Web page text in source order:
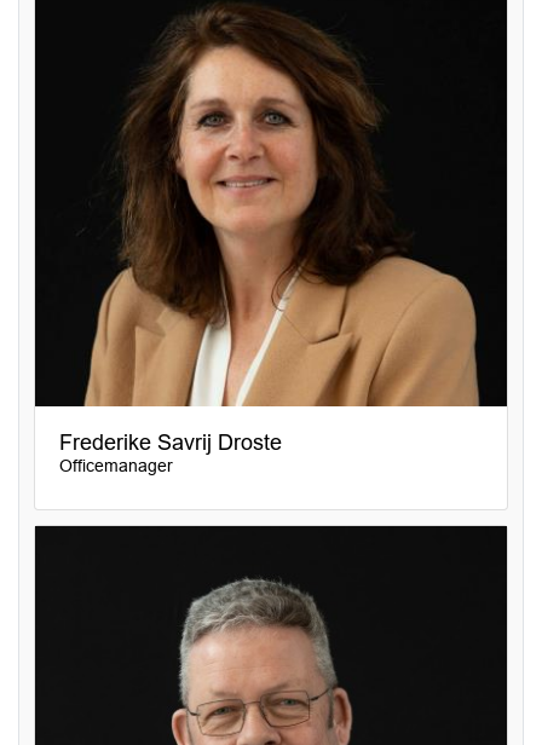
Frederike Savrij Droste
Officemanager